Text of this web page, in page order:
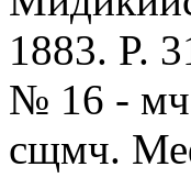
1883. P.
№ 16 -
сщмч.